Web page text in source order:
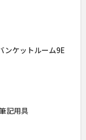
ンケットルーム9E
記用具